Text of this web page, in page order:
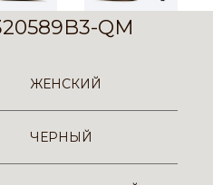
QM
ЖЕНСКИЙ
ЧЕРНЫЙ